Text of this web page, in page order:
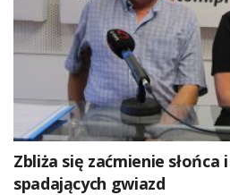
Zbliża się zaćmienie słońca
spadających gwiazd